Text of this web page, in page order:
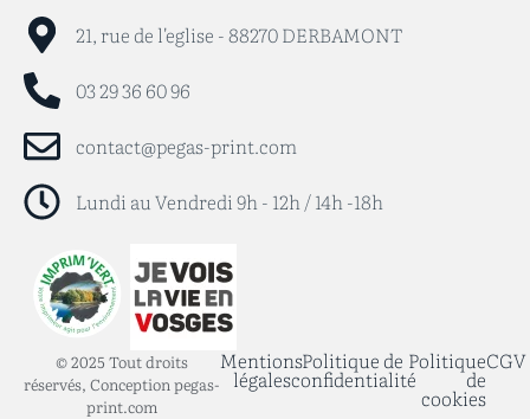
21, rue de l'eglise - 88270 DERBAMONT
03 29 36 60 96
contact@pegas-print.com
Lundi au Vendredi 9h - 12h / 14h -18h
© 2025 Tout droits
réservés, Conception pegas-
print.com
Mentions
légales
Politique de
confidentialité
Politique
de
cookies
CGV